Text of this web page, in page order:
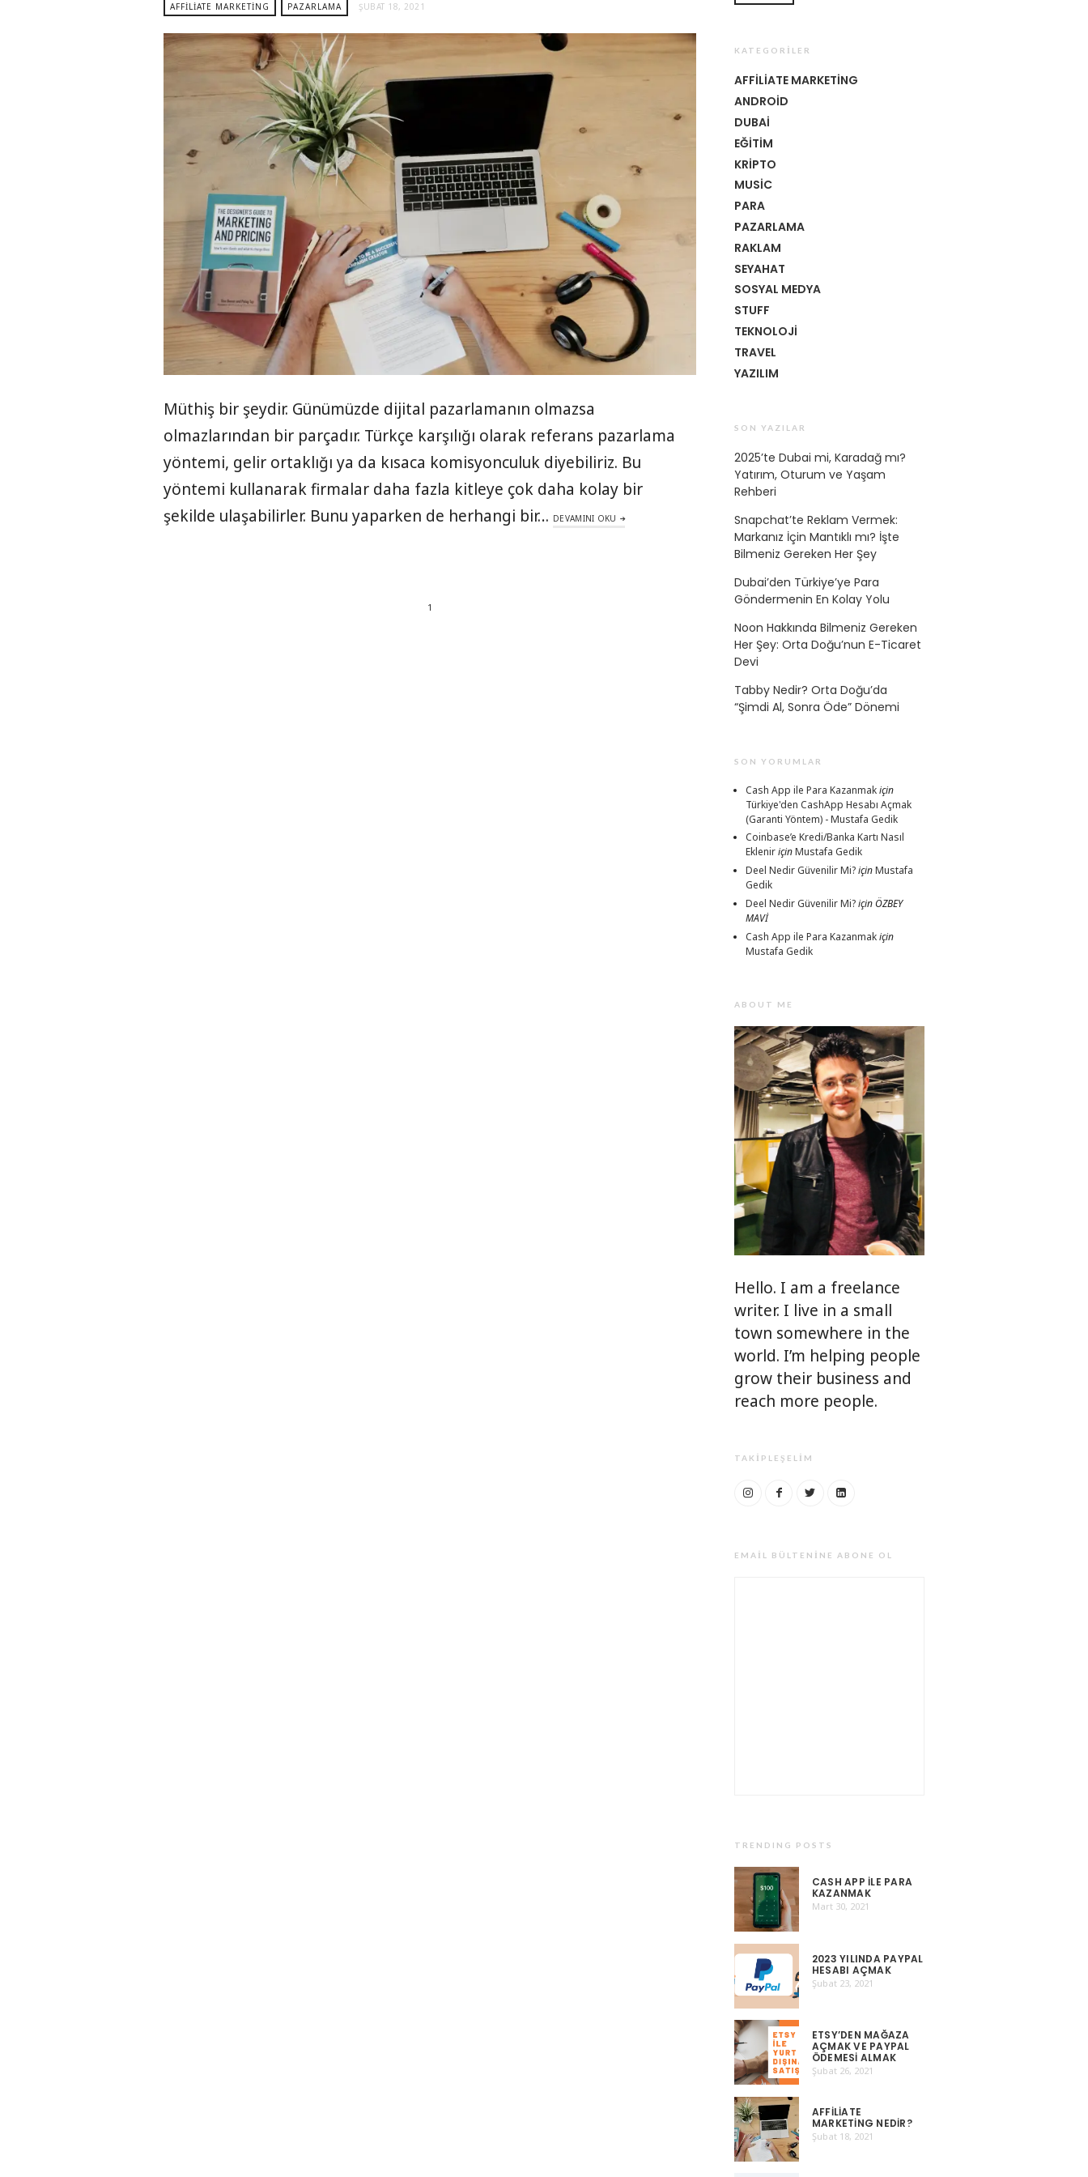
AFFILIATE MARKETING PAZARLAMA ŞUBAT 18, 2021
Müthiş bir şeydir. Günümüzde dijital pazarlamanın olmazsa
olmazlarından bir parçadır. Türkçe karşılığı olarak referans pazarlama
yöntemi, gelir ortaklığı ya da kısaca komisyonculuk diyebiliriz. Bu
yöntemi kullanarak firmalar daha fazla kitleye çok daha kolay bir
şekilde ulaşabilirler. Bunu yaparken de herhangi bir… DEVAMINI OKU
1
KATEGORILER
AFFILIATE MARKETING
ANDROID
DUBAI
EĞITIM
KRIPTO
MUSIC
PARA
PAZARLAMA
RAKLAM
SEYAHAT
SOSYAL MEDYA
STUFF
TEKNOLOJI
TRAVEL
YAZILIM
SON YAZILAR
2025’te Dubai mi, Karadağ mı?
Yatırım, Oturum ve Yaşam
Rehberi
Snapchat’te Reklam Vermek:
Markanız İçin Mantıklı mı? İşte
Bilmeniz Gereken Her Şey
Dubai’den Türkiye’ye Para
Göndermenin En Kolay Yolu
Noon Hakkında Bilmeniz Gereken
Her Şey: Orta Doğu’nun E-Ticaret
Devi
Tabby Nedir? Orta Doğu’da
“Şimdi Al, Sonra Öde” Dönemi
SON YORUMLAR
Cash App ile Para Kazanmakiçin
Türkiye'den CashApp Hesabı Açmak
(Garanti Yöntem) - Mustafa Gedik
Coinbase’e Kredi/Banka Kartı Nasıl
EkleniriçinMustafa Gedik
Deel Nedir Güvenilir Mi?içinMustafa
Gedik
Deel Nedir Güvenilir Mi?içinÖZBEY
MAVİ
Cash App ile Para Kazanmakiçin
Mustafa Gedik
ABOUT ME
Hello. I am a freelance
writer. I live in a small
town somewhere in the
world. I’m helping people
grow their business and
reach more people.
TAKIPLEŞELIM
EMAIL BÜLTENINE ABONE OL
TRENDING POSTS
CASH APP ILE PARA
KAZANMAK
Mart 30, 2021
2023 YILINDA PAYPAL
HESABI AÇMAK
Şubat 23, 2021
ETSY’DEN MAĞAZA
AÇMAK VE PAYPAL
ÖDEMESI ALMAK
Şubat 26, 2021
AFFILIATE
MARKETING NEDIR?
Şubat 18, 2021